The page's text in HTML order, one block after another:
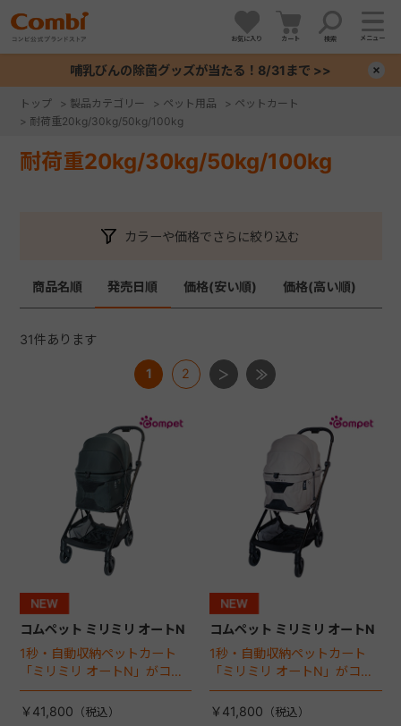
お気に入り カート 検索 メニュー
哺乳びんの除菌グッズが当たる！8/31まで >>
トップ > 製品カテゴリー > ペット用品 > ペットカート
> 耐荷重20kg/30kg/50kg/100kg
耐荷重20kg/30kg/50kg/100kg
カラーや価格でさらに絞り込む
商品名順 発売日順 価格(安い順) 価格(高い順)
31件あります
1 2
コムペット ミリミリ オートN
1秒・自動収納ペットカート
「ミリミリ オートN」がコム
ペットから登場！
￥41,800
コムペット ミリミリ オートN
1秒・自動収納ペットカート
「ミリミリ オートN」がコム
ペットから登場！
￥41,800